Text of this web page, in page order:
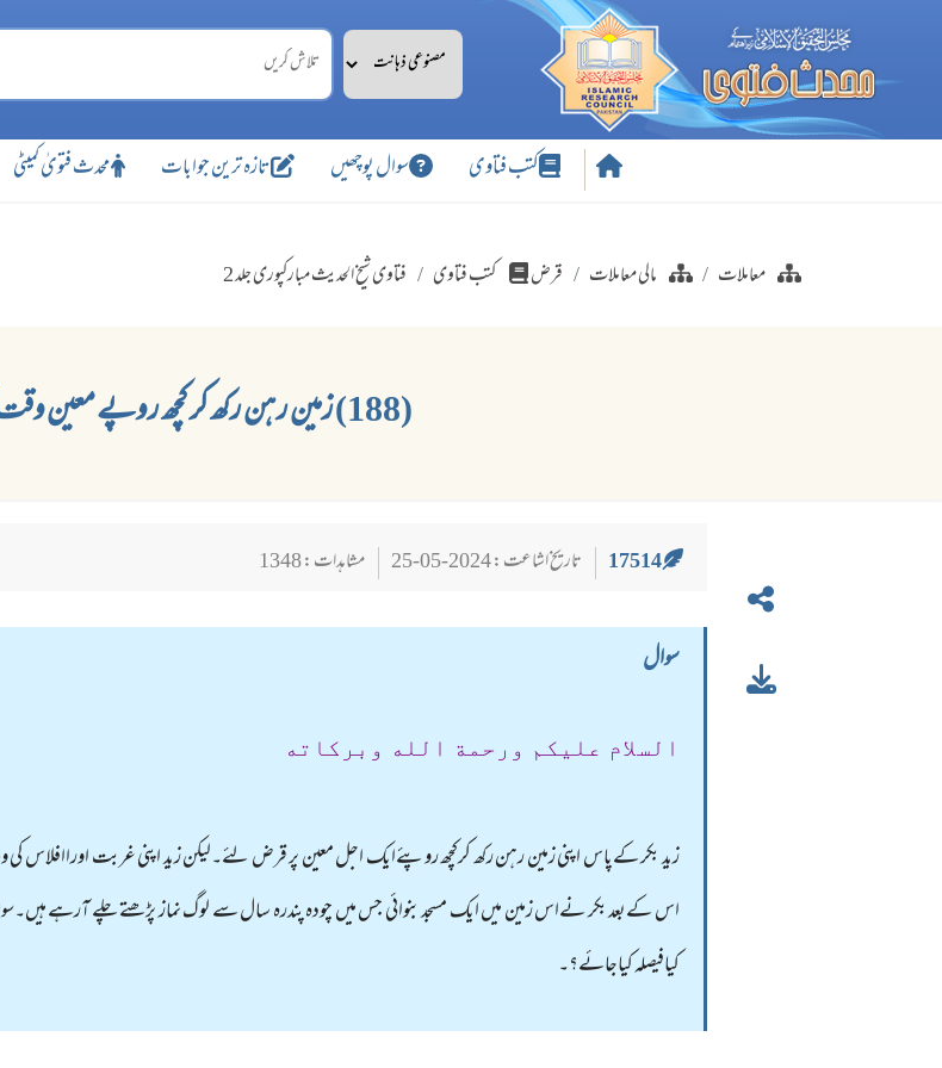
کتب فتاوی سوال پوچھیں تازہ ترین جوابات محدث فتویٰ کمیٹی
معاملات مالی معاملات قرض کتب فتاوی فتاوی شیخ الحدیث مبارکپوری جلد 2
(188) زمین رہن رکھ کر کچھ روپے معین وقت تک قرض لینا
17514 تاریخ اشاعت : 2024-05-25 مشاہدات : 1348
سوال
السلام عليكم ورحمة الله وبركاته
زید بکر کےپاس اپنی زمین رہن رکھ کرکچھ روپئےایک اجل معین پر قرض لئے۔لیکن زید اپنی غربت اوراافلاس کی
اس کےبعد بکر نےاس زمین میں ایک مسجد بنوائی جس میں چودہ پندرہ سال سے لوگ نماز پڑھتے چلے آرہے
کیافیصلہ کیاجائے؟۔